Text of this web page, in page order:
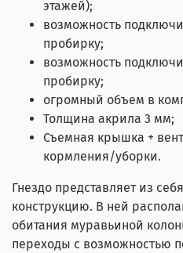
этажей);
возможность
пробирку;
возможность
пробирку;
огромный объем в
Толщина акрила 3 мм;
Съемная крышка +
кормления/уборки.
Гнездо представляет из
конструкцию. В ней
обитания муравьиной
переходы с возможностью